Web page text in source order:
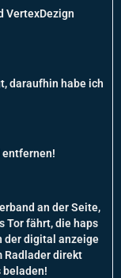
VertexDezign
daraufhin habe ich
entfernen!
an der Seite,
Tor fährt, die haps
der digital anzeige
Radlader direkt
beladen!